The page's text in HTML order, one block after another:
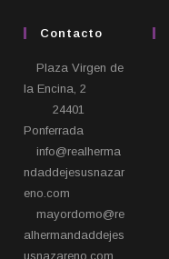
Contacto
Plaza Virgen de
la Encina, 2
24401
Ponferrada​
info@realherma
ndaddejesusnazar
eno.com
mayordomo@re
alhermandaddejes
usnazareno.com